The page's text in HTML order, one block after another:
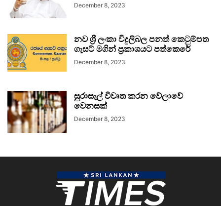
December 8, 2023
නව ශ්‍රී ලංකා විදුලිබල පනත් කෙටුම්පත
ගැසට් මගින් ප්‍රකාශයට පත්කෙරේ
December 8, 2023
සුරාසැල් විවෘත කරන වේලාවේ
වෙනසක්
December 8, 2023